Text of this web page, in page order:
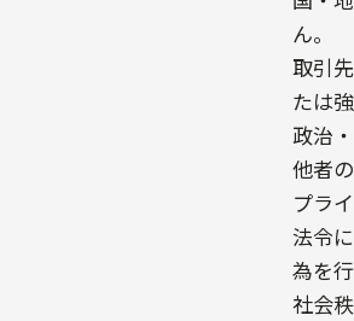
ん。
取引
たは
政治
他者
プラ
法令
為を
社会